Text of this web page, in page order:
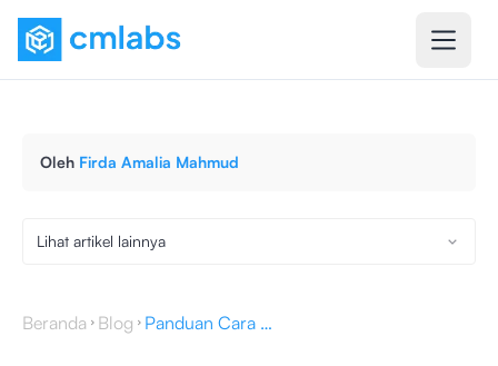
Oleh Firda Amalia Mahmud
Lihat artikel lainnya
Beranda Blog Panduan Cara Mendapatkan Pengunjung Blog yang Banyak